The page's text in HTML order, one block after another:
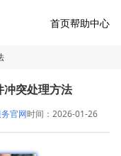
首页帮助中心
突处理方法
官网时间：2026-01-26